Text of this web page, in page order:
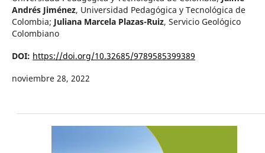
Andrés Jiménez, Universidad Pedagógica y Tecnológica de
Colombia; Juliana Marcela Plazas-Ruiz, Servicio Geológico
Colombiano
DOI: https://doi.org/10.32685/9789585399389
noviembre 28, 2022